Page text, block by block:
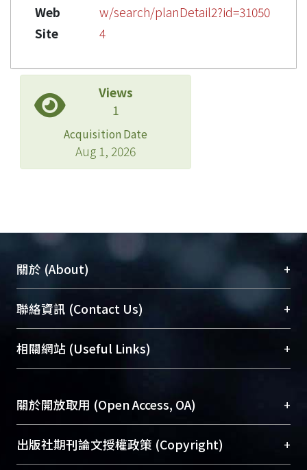
Web
Site
w/search/planDetail2?id=31050
4
Views
1
Acquisition Date
Aug 1, 2026
關於 (About) +
臺大位居世界頂尖大學之列，為永久珍藏及向國際
展現本校豐碩的研究成果及學術能量，圖書館整合
機構典藏（NTUR）與學術庫（AH）不同功能平
台，成為臺大學術典藏NTU scholars。期能整合研
成果。
To permanently archive and promote researcher
profiles and scholarly works, Library integrates the
services of “NTU Repository” with “Academic
聯絡資訊 (Contact Us) +
總館學科館員(Main Library)
醫學圖書館學科館員(Medical Library)
Sciences Library)
相關網站 (Useful Links) +
關於開放取用 (Open Access, OA) +
開放取用是從使用者角度提升資訊取用性的社會運
動，應用在學術研究上是透過將研究著作公開供使
出版社期刊論文授權政策 (Copyright) +